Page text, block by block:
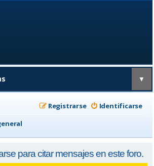
▼
Identificarse
Registrarse
para citar mensajes en este foro.